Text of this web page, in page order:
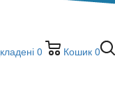
0 Кошик 0